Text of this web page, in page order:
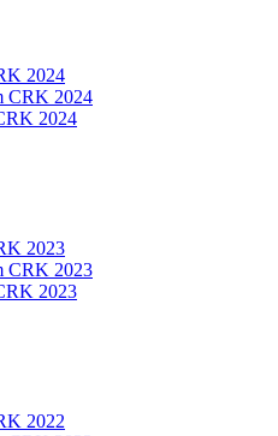
2024
CRK 2024
2024
2023
CRK 2023
2023
2022